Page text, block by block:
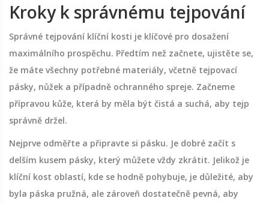
Kroky k správnému tejpování
Správné tejpování klíční kosti je klíčové pro dosažení
maximálního prospěchu. Předtím než začnete, ujistěte se,
že máte všechny potřebné materiály, včetně tejpovací
pásky, nůžek a případně ochranného spreje. Začneme
přípravou kůže, která by měla být čistá a suchá, aby tejp
správně držel.
Nejprve odměřte a připravte si pásku. Je dobré začít s
delším kusem pásky, který můžete vždy zkrátit. Jelikož je
klíční kost oblastí, kde se hodně pohybuje, je důležité, aby
byla páska pružná, ale zároveň dostatečně pevná, aby